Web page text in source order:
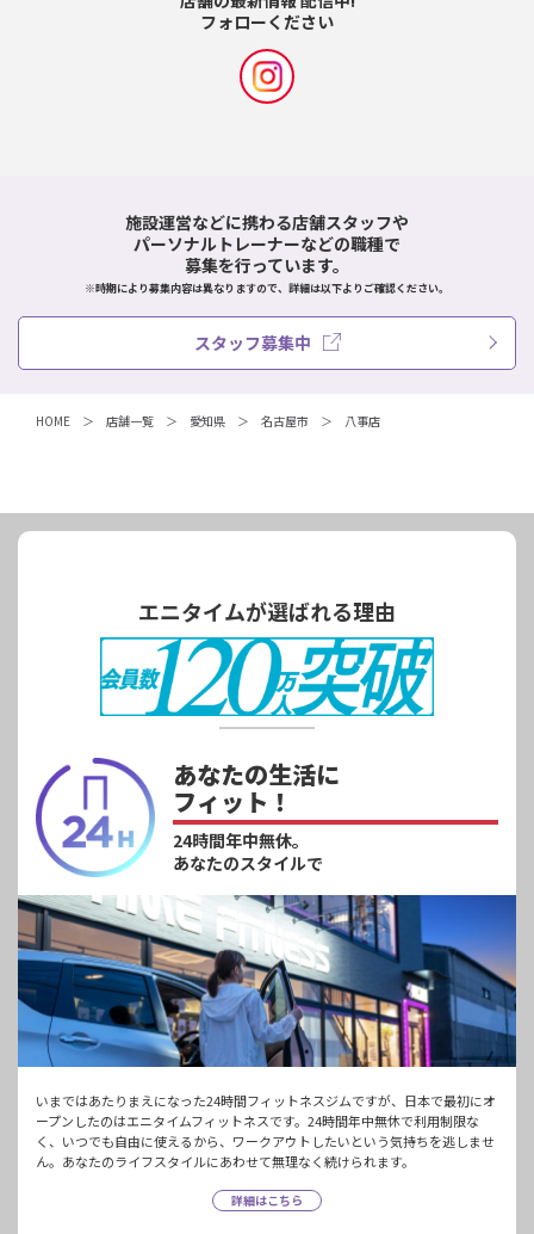
フォローください
施設運営などに携わる店舗スタッフや
パーソナルトレーナーなどの職種で
募集を行っています。
※時期により募集内容は異なりますので、詳細は以下よりご確認ください。
スタッフ募集中
HOME 店舗一覧 愛知県 名古屋市 八事店
エニタイムが選ばれる理由
あなたの生活に
フィット！
24時間年中無休。
あなたのスタイルで
いまではあたりまえになった24時間フィットネスジムですが、日本で最初にオ
ープンしたのはエニタイムフィットネスです。24時間年中無休で利用制限な
く、いつでも自由に使えるから、ワークアウトしたいという気持ちを逃しませ
ん。あなたのライフスタイルにあわせて無理なく続けられます。
詳細はこちら